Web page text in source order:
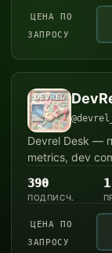
ЦЕНА ПО
ЗАПРОСУ
Devrel Desk —
metrics, dev
390
ПОДПИСЧ.
1
ЦЕНА ПО
ЗАПРОСУ